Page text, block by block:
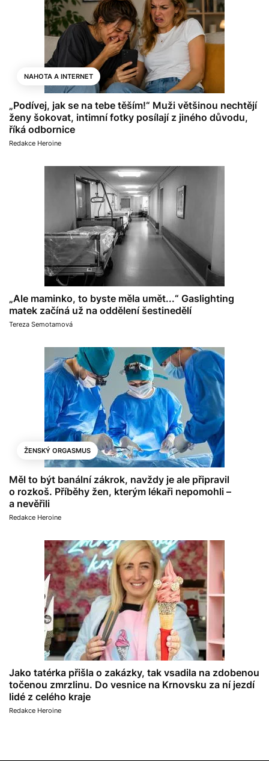
NAHOTA A INTERNET
„Podívej, jak se na tebe těším!“ Muži většinou nechtějí
ženy šokovat, intimní fotky posílají z jiného důvodu,
říká odbornice
Redakce Heroine
„Ale maminko, to byste měla umět...“ Gaslighting
matek začíná už na oddělení šestinedělí
Tereza Semotamová
ŽENSKÝ ORGASMUS
Měl to být banální zákrok, navždy je ale připravil
o rozkoš. Příběhy žen, kterým lékaři nepomohli –
a nevěřili
Redakce Heroine
Jako tatérka přišla o zakázky, tak vsadila na zdobenou
točenou zmrzlinu. Do vesnice na Krnovsku za ní jezdí
lidé z celého kraje
Redakce Heroine